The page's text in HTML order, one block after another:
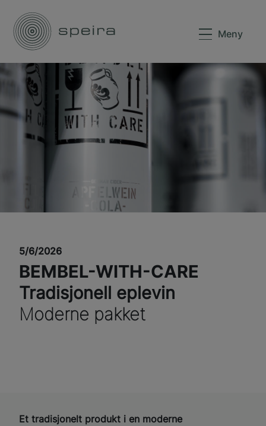
Meny
5/6/2026
BEMBEL-WITH-CARE
Tradisjonell eplevin
Moderne pakket
Et tradisjonelt produkt i en moderne